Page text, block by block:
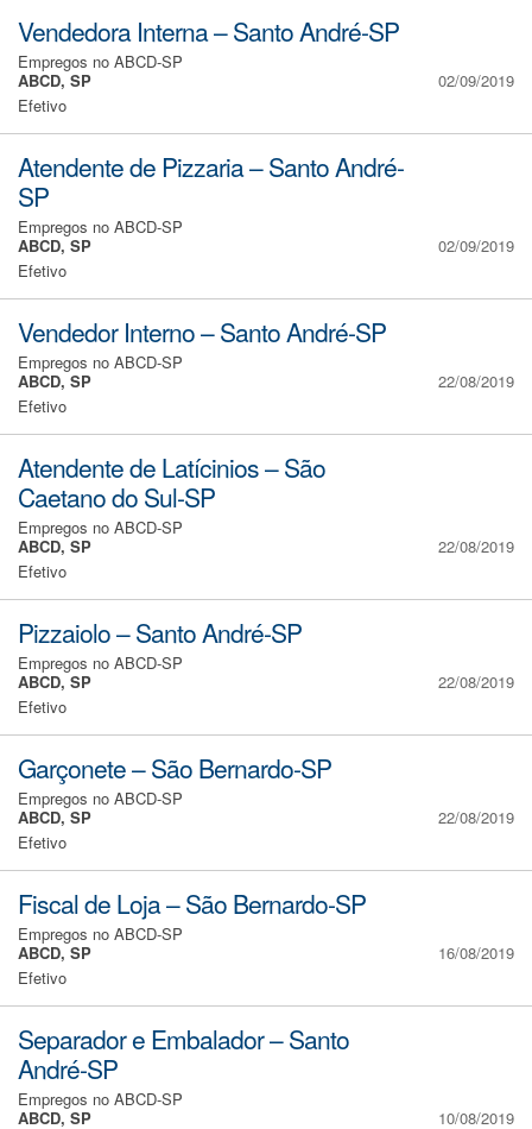
Vendedora Interna – Santo André-SP
Empregos no ABCD-SP
ABCD, SP
Efetivo
02/09/2019
Atendente de Pizzaria – Santo André-
SP
Empregos no ABCD-SP
ABCD, SP
Efetivo
02/09/2019
Vendedor Interno – Santo André-SP
Empregos no ABCD-SP
ABCD, SP
Efetivo
22/08/2019
Atendente de Latícinios – São
Caetano do Sul-SP
Empregos no ABCD-SP
ABCD, SP
Efetivo
22/08/2019
Pizzaiolo – Santo André-SP
Empregos no ABCD-SP
ABCD, SP
Efetivo
22/08/2019
Garçonete – São Bernardo-SP
Empregos no ABCD-SP
ABCD, SP
Efetivo
22/08/2019
Fiscal de Loja – São Bernardo-SP
Empregos no ABCD-SP
ABCD, SP
Efetivo
16/08/2019
Separador e Embalador – Santo
André-SP
Empregos no ABCD-SP
ABCD, SP
10/08/2019